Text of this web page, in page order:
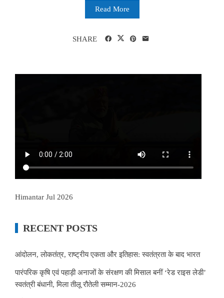
Read More
SHARE
Himantar Jul 2026
RECENT POSTS
आंदोलन, लोकतंत्र, राष्ट्रीय एकता और इतिहास: स्वतंत्रता के बाद भारत
पारंपरिक कृषि एवं पहाड़ी अनाजों के संरक्षण की मिसाल बनीं ‘रेड राइस लेडी’
स्वतंत्री बंधानी, मिला तीलू रौतेली सम्मान-2026